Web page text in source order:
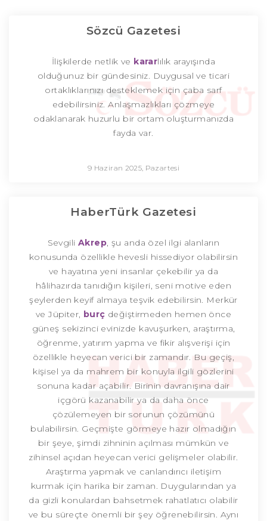
Sözcü Gazetesi
İlişkilerde netlik ve kararlılık arayışında
olduğunuz bir gündesiniz. Duygusal ve ticari
ortaklıklarınızı desteklemek için çaba sarf
edebilirsiniz. Anlaşmazlıkları çözmeye
odaklanarak huzurlu bir ortam oluşturmanızda
fayda var.
9 Haziran 2025, Pazartesi
HaberTürk Gazetesi
SevgiliAkrep, şu anda özel ilgi alanların
konusunda özellikle hevesli hissediyor olabilirsin
ve hayatına yeni insanlar çekebilir ya da
hâlihazırda tanıdığın kişileri, seni motive eden
şeylerden keyif almaya teşvik edebilirsin. Merkür
ve Jüpiter, burç değiştirmeden hemen önce
güneş sekizinci evinizde kavuşurken, araştırma,
öğrenme, yatırım yapma ve fikir alışverişi için
özellikle heyecan verici bir zamandır. Bu geçiş,
kişisel ya da mahrem bir konuyla ilgili gözlerini
sonuna kadar açabilir. Birinin davranışına dair
içgörü kazanabilir ya da daha önce
çözülemeyen bir sorunun çözümünü
bulabilirsin. Geçmişte görmeye hazır olmadığın
bir şeye, şimdi zihninin açılması mümkün ve
zihinsel açıdan heyecan verici gelişmeler olabilir.
Araştırma yapmak ve canlandırıcı iletişim
kurmak için harika bir zaman. Duygularından ya
da gizli konulardan bahsetmek rahatlatıcı olabilir
ve bu süreçte önemli bir şey öğrenebilirsin. Aynı